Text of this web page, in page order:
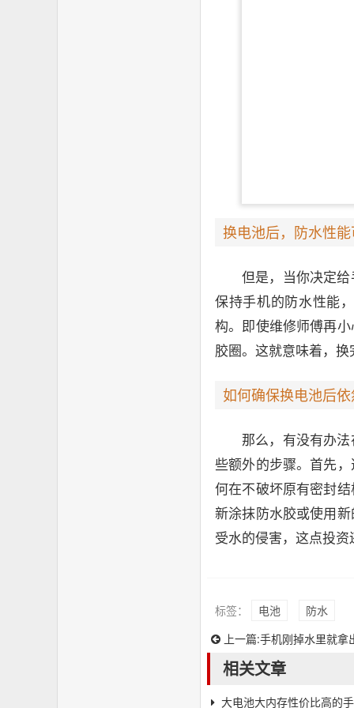
换电池后，防水性
但是，当你决定
保持手机的防水性能
构。即使维修师傅再
胶圈。这就意味着，
如何确保换电池后
那么，有没有办
些额外的步骤。首先
何在不破坏原有密封
新涂抹防水胶或使用
受水的侵害，这点投
标签： 电池
防水
上一篇:手机刚掉水里就拿
相关文章
大电池大内存性价比高的